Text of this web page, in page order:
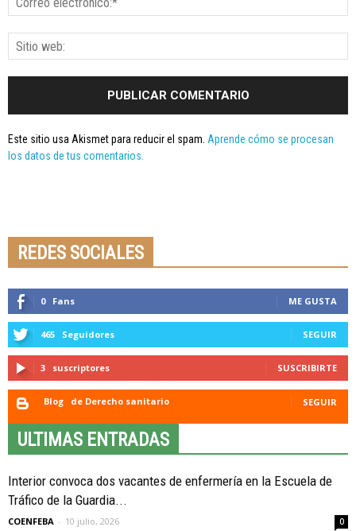
Este sitio usa Akismet para reducir el spam. Aprende cómo se procesan
los datos de tus comentarios.
REDES SOCIALES
0 Fans ME GUSTA
465 Seguidores SEGUIR
3 suscriptores SUSCRIBIRTE
Blog de Derecho sanitario SEGUIR
ULTIMAS ENTRADAS
Interior convoca dos vacantes de enfermería en la Escuela de
Tráfico de la Guardia...
COENFEBA - 10 julio, 2026 0